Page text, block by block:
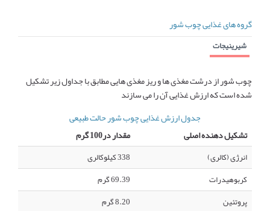
گروه های غذایی چوب شور
شیرینیجات
چوب شور از درشت مغذی ها و ریز مغذی هایی مطابق با جداول زیر تشکیل
شده است که ارزش غذایی آن را می سازند
جدول ارزش غذایی چوب شور حالت طبیعی
تشکیل دهنده اصلی
مقدار در100 گرم
انرژی (کالری)
338 کیلوکالری
کربوهیدرات
69.39 گرم
پروتئین
8.20 گرم